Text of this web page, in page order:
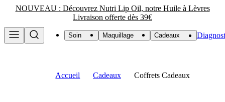
NOUVEAU : Découvrez Nutri Lip Oil, notre Huile à Lèvres
Livraison offerte dès 39€
Soin Maquillage Cadeaux
Accueil Cadeaux Coffrets Cadeaux